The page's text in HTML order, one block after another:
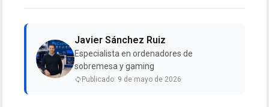
Javier Sánchez Ruiz
Especialista en ordenadores de
sobremesa y gaming
Publicado: 9 de mayo de 2026